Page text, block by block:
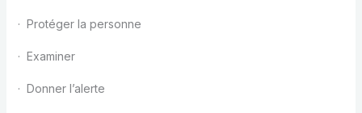
· Protéger la personne
· Examiner
· Donner l’alerte